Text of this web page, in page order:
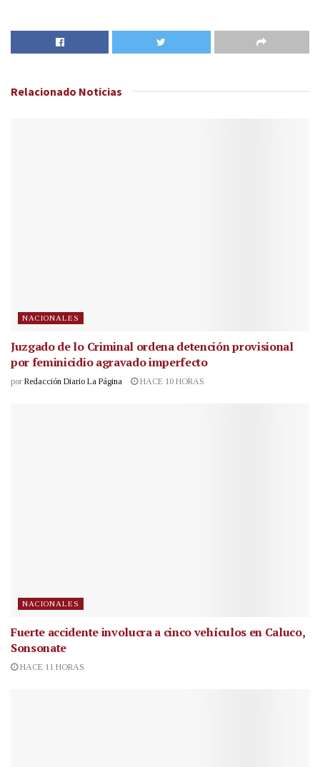
Relacionado Noticias
NACIONALES
Juzgado de lo Criminal ordena detención provisional
por feminicidio agravado imperfecto
por Redacción Diario La Página HACE 10 HORAS
NACIONALES
Fuerte accidente involucra a cinco vehículos en Caluco,
Sonsonate
HACE 11 HORAS